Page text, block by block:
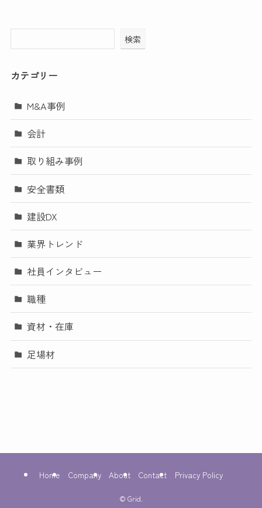
検索
カテゴリー
M&A事例
会計
取り組み事例
安全書類
建設DX
業界トレンド
社員インタビュー
職種
資材・在庫
足場材
Home Company About Contact Privacy Policy
© Grid.